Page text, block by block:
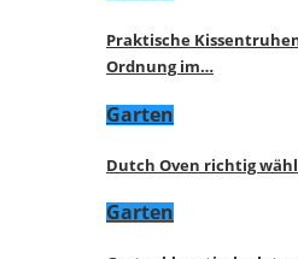
Praktische
Ordnung im…
Garten
Dutch Oven richtig
Garten